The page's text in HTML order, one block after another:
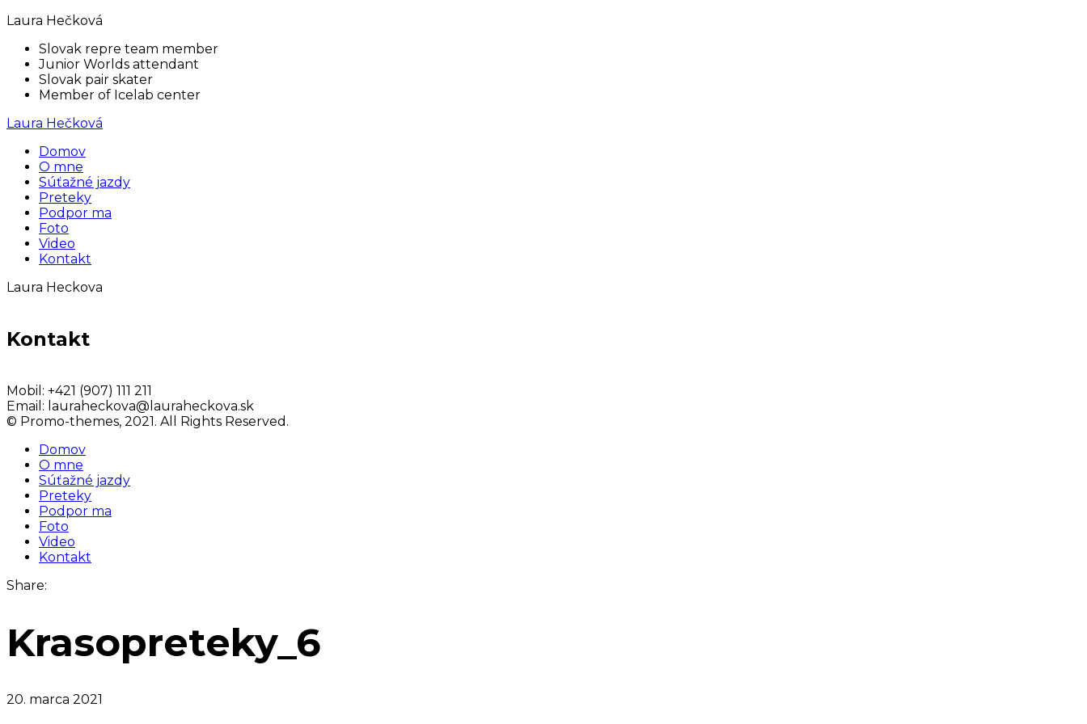
Laura Hečková
Slovak repre team member
Junior Worlds attendant
Slovak pair skater
Member of Icelab center
Laura Hečková
Domov
O mne
Súťažné jazdy
Preteky
Podpor ma
Foto
Video
Kontakt
Laura Heckova
Kontakt
Mobil: +421 (907) 111 211
Email: lauraheckova@lauraheckova.sk
© Promo-themes, 2021. All Rights Reserved.
Domov
O mne
Súťažné jazdy
Preteky
Podpor ma
Foto
Video
Kontakt
Share:
Krasopreteky_6
20. marca 2021